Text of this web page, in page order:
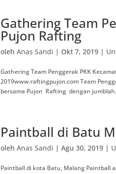
Gathering Team
Pujon Rafting
olehAnas Sandi | Okt 7, 2019 |
Gathering Team Penggerak PKK
2019www.raftingpujon.com Team
bersama Pujon Rafting dengan
Paintball di Batu
olehAnas Sandi |Agu 30, 2019 |
Paintball di kota Batu, Malang Paintball